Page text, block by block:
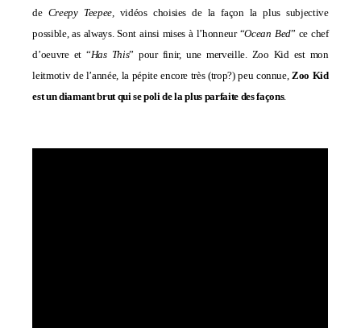
de Creepy Teepee, vidéos choisies de la façon la plus subjective
possible, as always. Sont ainsi mises à l’honneur “Ocean Bed” ce chef
d’oeuvre et “Has This” pour finir, une merveille. Zoo Kid est mon
leitmotiv de l’année, la pépite encore très (trop?) peu connue,Zoo Kid
est un diamant brut qui se poli de la plus parfaite des façons.